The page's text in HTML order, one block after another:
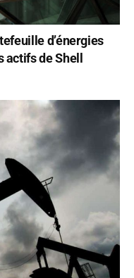
d’énergies
de Shell